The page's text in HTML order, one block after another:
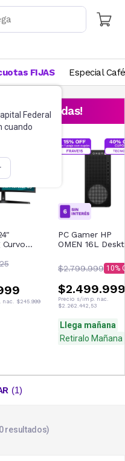
Federal
cuando
FIJAS Especial Café
destacadas!
Curvo
nac. $245.999
PC Gamer HP
OMEN 16L
512GB TG03-
$2.799.999 10
$2.499.999
Precio s/imp. nac.
$2.262.442,53
Llega mañana
Retiralo Mañana
(1)
resultados